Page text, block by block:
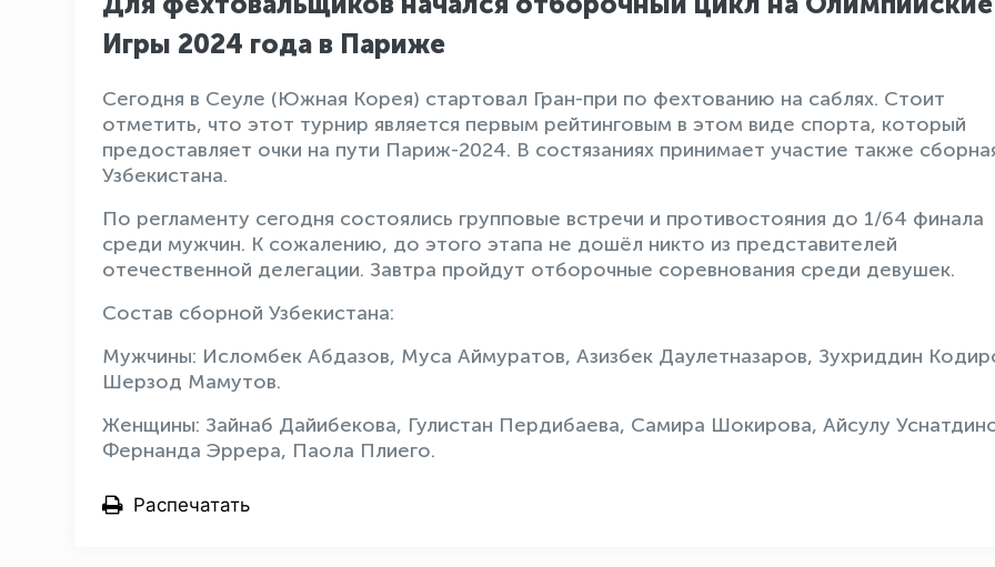
Игры 2024 года в Париже
Сегодня в Сеуле (Южная Корея) стартовал Гран-при по фехтованию на саблях. Стоит
отметить, что этот турнир является первым рейтинговым в этом виде спорта, который
предоставляет очки на пути Париж-2024. В состязаниях принимает участие также
Узбекистана.
По регламенту сегодня состоялись групповые встречи и противостояния до 1/64 финала
среди мужчин. К сожалению, до этого этапа не дошёл никто из представителей
отечественной делегации. Завтра пройдут отборочные соревнования среди девушек.
Состав сборной Узбекистана:
Мужчины: Исломбек Абдазов, Муса Аймуратов, Азизбек Даулетназаров, Зухриддин
Шерзод Мамутов.
Женщины: Зайнаб Дайибекова, Гулистан Пердибаева, Самира Шокирова, Айсулу
Фернанда Эррера, Паола Плиего.
Распечатать